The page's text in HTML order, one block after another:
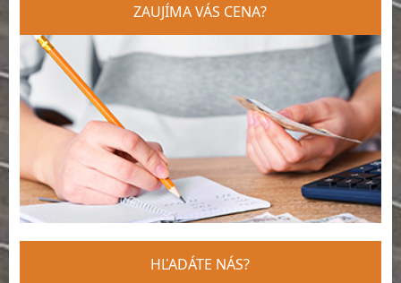
ZAUJÍMA VÁS CENA?
HĽADÁTE NÁS?